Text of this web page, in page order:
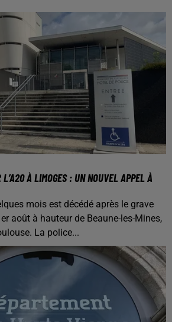
À LIMOGES : UN NOUVEL APPEL À
mois est décédé après le grave
août à hauteur de Beaune-les-Mines,
La police...